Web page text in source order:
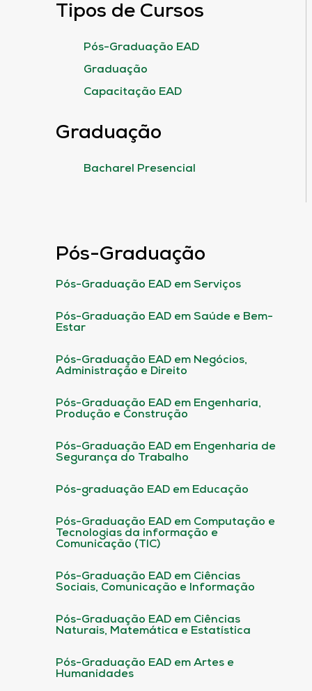
Tipos de Cursos
Pós-Graduação EAD
Graduação
Capacitação EAD
Graduação
Bacharel Presencial
Pós-Graduação
Pós-Graduação EAD em Serviços
Pós-Graduação EAD em Saúde e Bem-
Estar
Pós-Graduação EAD em Negócios,
Administração e Direito
Pós-Graduação EAD em Engenharia,
Produção e Construção
Pós-Graduação EAD em Engenharia de
Segurança do Trabalho
Pós-graduação EAD em Educação
Pós-Graduação EAD em Computação e
Tecnologias da informação e
Comunicação (TIC)
Pós-Graduação EAD em Ciências
Sociais, Comunicação e Informação
Pós-Graduação EAD em Ciências
Naturais, Matemática e Estatística
Pós-Graduação EAD em Artes e
Humanidades